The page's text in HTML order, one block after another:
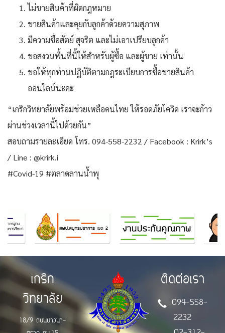
ไม่ขายสินค้าที่ผิดกฎหมาย
ขายสินค้าและคุยกับลูกค้าด้วยความสุภาพ
มีความซื่อสัตย์ สุจริต และไม่เอาเปรียบลูกค้า
ขอสงวนพื้นที่นี้ให้สำหรับผู้ซื้อ และผู้ขาย เท่านั้น
ขอให้ทุกท่านปฏิบัติตามกฎระเบียบการซื้อขายสินค้า
ออนไลน์นะคะ
“เกริกวิทยาลัยพร้อมช่วยเหลือคนไทย ให้รอดภัยโควิด เราจะก้าว
ผ่านช่วงเวลานี้ไปด้วยกัน”
สอบถามรายละเอียด โทร. 094-558-2232 / Facebook : Krirk’s
/ Line : @krirk.i
#Covid-19 #ตลาดลานน้ำพุ
เกริก
วิทยาลัย
18/9 ถนนบางนา-
ติดต่อเรา
094-558-
2232